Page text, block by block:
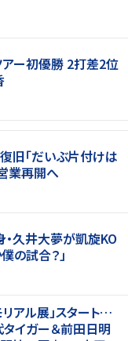
ー初優勝 2打差2位
旧「だいぶ片付けは
業再開へ
・久井大夢が凱旋KO
の試合？」
リアル展」スタート…
イガー＆前田日明